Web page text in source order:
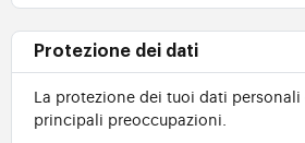
Protezione dei dati
La protezione dei tuoi dati
principali preoccupazioni.